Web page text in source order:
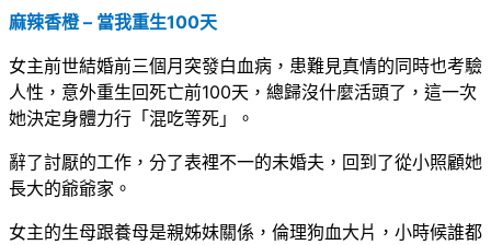
麻辣香橙 – 當我重生100天
女主前世結婚前三個月突發白血病，患難見真情的同時也考驗
人性，意外重生回死亡前100天，總歸沒什麼活頭了，這一次
她決定身體力行「混吃等死」。
辭了討厭的工作，分了表裡不一的未婚夫，回到了從小照顧她
長大的爺爺家。
女主的生母跟養母是親姊妹關係，倫理狗血大片，小時候誰都